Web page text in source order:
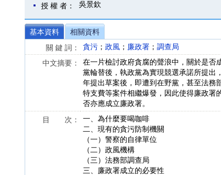
授 權 者： 吳景欽
基本資料
相關資料
關 鍵 詞：
貪污 ； 政風 ； 廉政署 ； 調查局
中文摘要：
在一片檢討政府貪腐的聲浪中，關於是否
黨輪替後，執政黨為實現競選承諾所提出
年提出草案後，即遭到在野黨，甚至法務
特支費等案件相繼爆發，因此使得廉政署
否亦應成立廉政署。
目 次：
一、為什麼要喝咖啡
二、現有的貪污防制機關
（一）警察的自律單位
（二）政風機構
（三）法務部調查局
三、廉政署成立的必要性